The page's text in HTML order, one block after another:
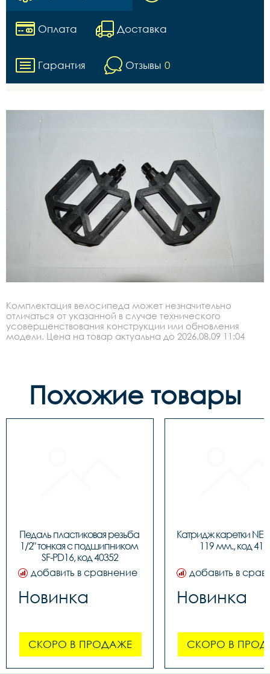
Оплата Доставка
Гарантия Отзывы 0
Комплектация велосипеда может незначительно
отличаться от указанной в случае технического
усовершенствования конструкции или обновления
модели. Цена на товар актуальна до 2026.08.09 11:04
Похожие товары
Педаль пластиковая резьба
1/2" тонкая c подшипником
SF-PD16, код 40352
добавить в сравнение
Новинка
СКОРО В ПРОДАЖЕ
Катридж каретки
119 мм., код
добавить в
Новинка
СКОРО В